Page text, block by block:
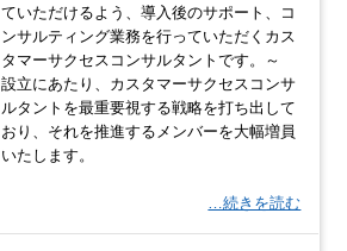
ていただけるよう、導入後のサポート、コ
ンサルティング業務を行っていただくカス
タマーサクセスコンサルタントです。～
設立にあたり、カスタマーサクセスコンサ
ルタントを最重要視する戦略を打ち出して
おり、それを推進するメンバーを大幅増員
いたします。
…続きを読む